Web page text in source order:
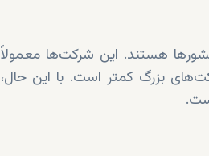
هستند. این شرکت‌ها معمولاً
بزرگ کمتر است. با این حال،